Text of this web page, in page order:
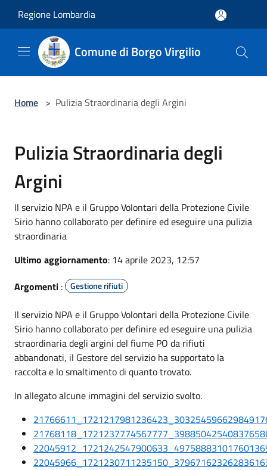
Regione Lombardia
Comune di Borgo Virgilio
Home > Pulizia Straordinaria degli Argini
Pulizia Straordinaria degli
Argini
Il servizio NPA e il Gruppo Volontari della Protezione Civile
Sirio hanno collaborato per definire ed eseguire una pulizia
straordinaria
Ultimo aggiornamento: 14 aprile 2023, 12:57
Argomenti : Gestione rifiuti
Il servizio NPA e il Gruppo Volontari della Protezione Civile
Sirio hanno collaborato per definire ed eseguire una pulizia
straordinaria degli argini del fiume PO da rifiuti
abbandonati, il Gestore del servizio ha supportato la
raccolta e lo smaltimento di quanto trovato.
In allegato alcune immagini del servizio svolto.